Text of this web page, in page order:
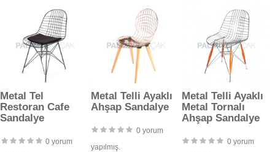
Metal Tel
Restoran Cafe
Sandalye
0 yorum
Metal Telli Ayaklı
Ahşap Sandalye
0 yorum
yapılmış.
Metal Telli Ayaklı
Metal Tornalı
Ahşap Sandalye
0 yorum